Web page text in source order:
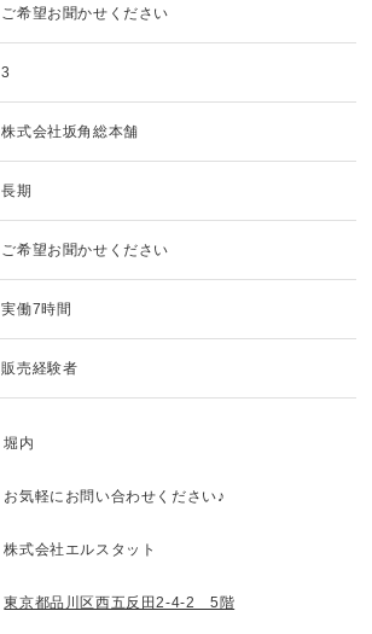
ご希望お聞かせください
3
株式会社坂角総本舗
長期
ご希望お聞かせください
実働7時間
販売経験者
堀内
お気軽にお問い合わせください♪
株式会社エルスタット
東京都品川区西五反田2-4-2 5階